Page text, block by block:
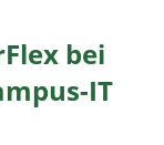
bei
IT